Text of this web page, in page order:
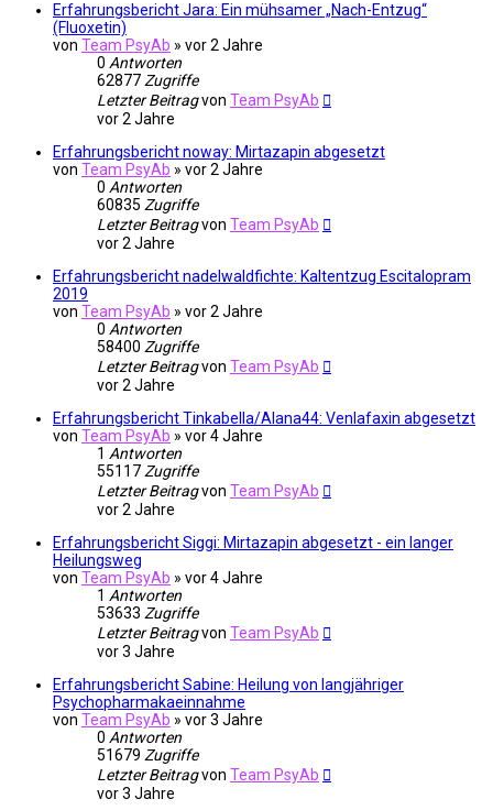
Erfahrungsbericht Jara: Ein mühsamer „Nach-Entzug“
(Fluoxetin)
von Team PsyAb » vor 2 Jahre
0 Antworten
62877 Zugriffe
Letzter Beitragvon Team PsyAb
vor 2 Jahre
Erfahrungsbericht noway: Mirtazapin abgesetzt
von Team PsyAb » vor 2 Jahre
0 Antworten
60835 Zugriffe
Letzter Beitragvon Team PsyAb
vor 2 Jahre
Erfahrungsbericht nadelwaldfichte: Kaltentzug Escitalopram
2019
von Team PsyAb » vor 2 Jahre
0 Antworten
58400 Zugriffe
Letzter Beitragvon Team PsyAb
vor 2 Jahre
Erfahrungsbericht Tinkabella/Alana44: Venlafaxin abgesetzt
von Team PsyAb » vor 4 Jahre
1 Antworten
55117 Zugriffe
Letzter Beitragvon Team PsyAb
vor 2 Jahre
Erfahrungsbericht Siggi: Mirtazapin abgesetzt - ein langer
Heilungsweg
von Team PsyAb » vor 4 Jahre
1 Antworten
53633 Zugriffe
Letzter Beitragvon Team PsyAb
vor 3 Jahre
Erfahrungsbericht Sabine: Heilung von langjähriger
Psychopharmakaeinnahme
von Team PsyAb » vor 3 Jahre
0 Antworten
51679 Zugriffe
Letzter Beitragvon Team PsyAb
vor 3 Jahre